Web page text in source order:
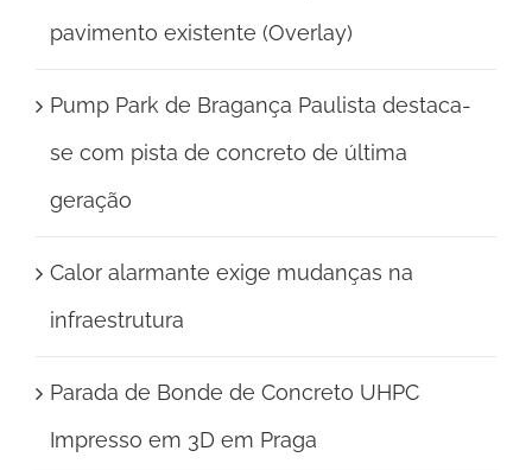
pavimento existente (Overlay)
Pump Park de Bragança Paulista destaca-
se com pista de concreto de última
geração
Calor alarmante exige mudanças na
infraestrutura
Parada de Bonde de Concreto UHPC
Impresso em 3D em Praga